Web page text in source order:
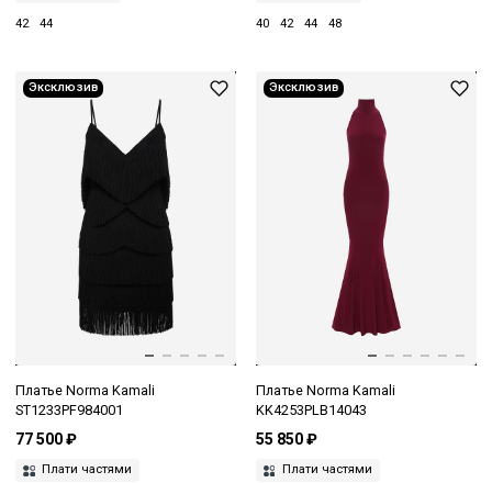
42 44 40 42 44 48
Эксклюзив
Платье Norma Kamali
ST1233PF984001
77 500 ₽
Плати частями
Эксклюзив
Платье Norma Kamali
KK4253PLB14043
55 850 ₽
Плати частями